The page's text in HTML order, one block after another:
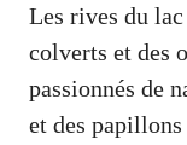
Les rives du
colverts et des
passionnés de
et des